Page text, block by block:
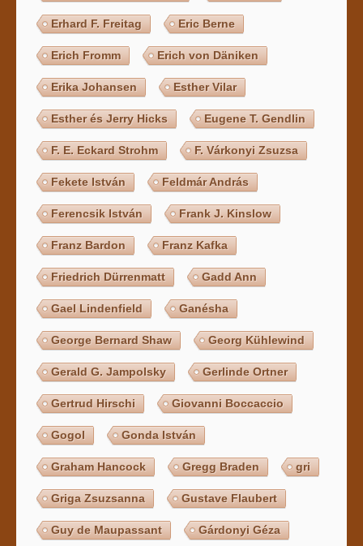
Erhard F. Freitag Eric Berne
Erich Fromm Erich von Däniken
Erika Johansen Esther Vilar
Esther és Jerry Hicks Eugene T. Gendlin
F. E. Eckard Strohm F. Várkonyi Zsuzsa
Fekete István Feldmár András
Ferencsik István Frank J. Kinslow
Franz Bardon Franz Kafka
Friedrich Dürrenmatt Gadd Ann
Gael Lindenfield Ganésha
George Bernard Shaw Georg Kühlewind
Gerald G. Jampolsky Gerlinde Ortner
Gertrud Hirschi Giovanni Boccaccio
Gogol Gonda István
Graham Hancock Gregg Braden gri
Griga Zsuzsanna Gustave Flaubert
Guy de Maupassant Gárdonyi Géza